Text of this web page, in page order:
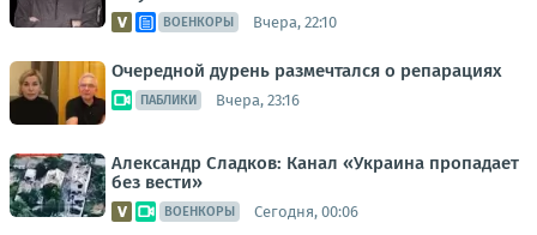
ВОЕНКОРЫ Вчера, 22:10
Очередной дурень размечтался о репарациях
ПАБЛИКИ Вчера, 23:16
Александр Сладков: Канал «Украина пропадает
без вести»
ВОЕНКОРЫ Сегодня, 00:06